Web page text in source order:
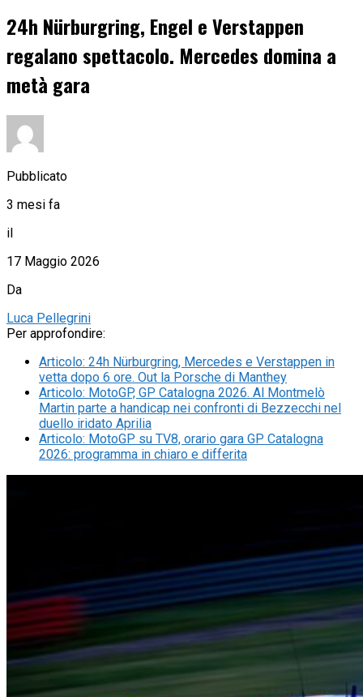
24h Nürburgring, Engel e Verstappen
regalano spettacolo. Mercedes domina a
metà gara
Pubblicato
3 mesi fa
il
17 Maggio 2026
Da
Luca Pellegrini
Per approfondire:
Articolo: 24h Nürburgring, Mercedes e Verstappen in
vetta dopo 6 ore. Out la Porsche di Manthey
Articolo: MotoGP, GP Catalogna 2026. Al Montmelò
Martin parte a handicap nei confronti di Bezzecchi nel
duello iridato Aprilia
Articolo: MotoGP su TV8, orario gara GP Catalogna
2026: programma in chiaro e differita